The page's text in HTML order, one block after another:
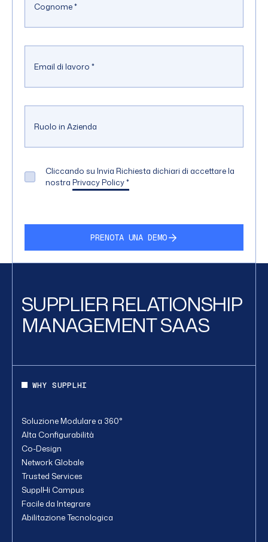
Cognome*
Email di lavoro *
Ruolo in Azienda
Cliccando su Invia Richiesta dichiari di accettare la
nostra Privacy Policy*
PRENOTA UNA DEMO
SUPPLIER RELATIONSHIP
MANAGEMENT SAAS
WHY SUPPLHI
Soluzione Modulare a 360°
Alta Configurabilità
Co-Design
Network Globale
Trusted Services
SupplHi Campus
Facile da Integrare
Abilitazione Tecnologica